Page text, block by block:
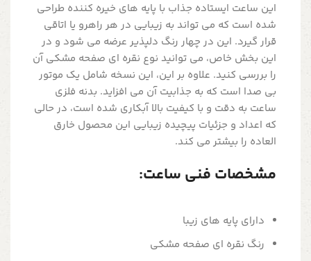
این ساعت ایستاده جذاب با پایه های خیره کننده طراحی
شده است که می تواند به زیبایی در هر راهرو یا اتاقی
قرار گیرد. این در چهار رنگ دلپذیر عرضه می شود و در
این بخش خاص، می توانید نوع نقره ای صفحه مشکی آن
را بررسی کنید. علاوه بر این، این نسخه شامل یک موتور
بی صدا است که به جذابیت آن می افزاید. بدنه فلزی
ساعت به دقت و با کیفیت بالا آبکاری شده است، در حالی
که اعداد و جزئیات پیچیده زیبایی این محصول خارق
العاده را بیشتر می کند.
مشخصات فنی ساعت:
دارای پایه های زیبا
رنگ نقره ای صفحه مشکی